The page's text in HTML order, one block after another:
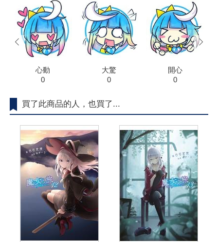
心動
0
大驚
0
開心
0
prev next
買了此商品的人，也買了...